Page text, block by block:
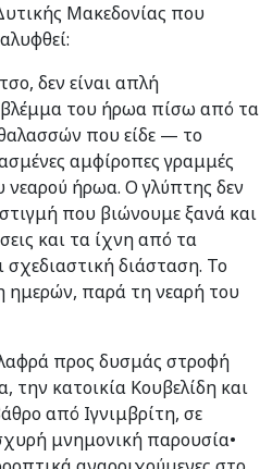
Μακεδονίας που
δεν είναι απλή
βλέμμα του ήρωα πίσω από τα
που είδε — το
αμφίροπες γραμμές
νεαρού ήρωα. Ο γλύπτης δεν
που βιώνουμε ξανά και
και τα ίχνη από τα
διάσταση. Το
ημερών, παρά τη νεαρή του
προς δυσμάς στροφή
κατοικία Κουβελίδη και
από Ιγνιμβρίτη, σε
μνημονική παρουσία•